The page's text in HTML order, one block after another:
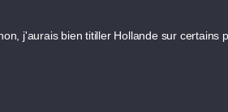
j'aurais bien titiller Hollande sur